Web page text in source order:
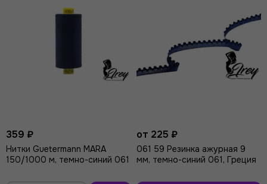
359 ₽
Нитки Guetermann MARA
150/1000 м, темно-синий 061
от 225 ₽
061 59 Резинка ажурная 9
мм, темно-синий 061, Греция